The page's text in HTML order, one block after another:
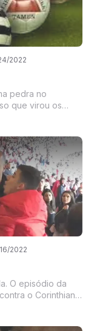
2022
pedra no
que virou os
2022
O episódio da
o Corinthians,